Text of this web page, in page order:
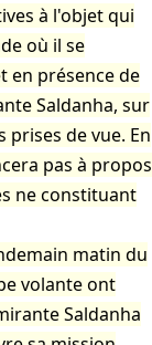
à l'objet qui
où il se
en présence de
Saldanha, sur
de vue. En
pas à propos
ne constituant
matin du
volante ont
Saldanha